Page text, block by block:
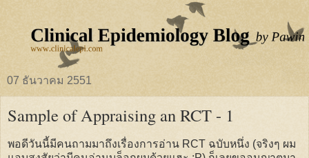
07 ธันวาคม 2551
Sample of Appraising an RCT - 1
พอดีวันนี้มีคนถามมาถึงเรื่องการอ่าน RCT ฉบับหนึ่ง (จริงๆ ผม